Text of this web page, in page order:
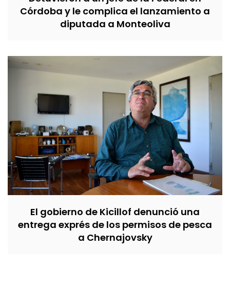
Córdoba y le complica el lanzamiento a
diputada a Monteoliva
El gobierno de Kicillof denunció una
entrega exprés de los permisos de pesca
a Chernajovsky